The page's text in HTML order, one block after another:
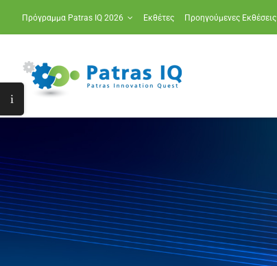
Μετάβαση
στο
περιεχόμενο
Πρόγραμμα Patras IQ 2026 Εκθέτες Προηγούμενες Εκθέσεις
Toggle
Sliding
Area